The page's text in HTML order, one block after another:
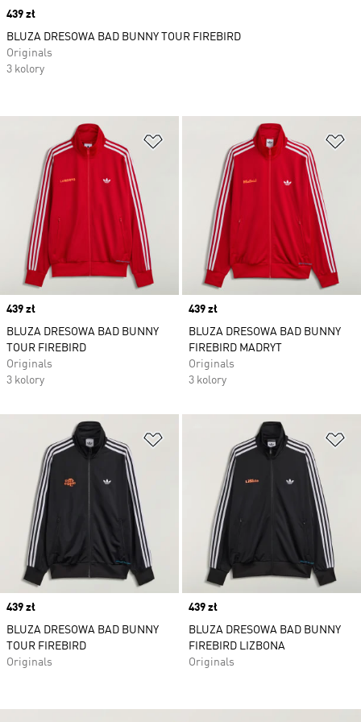
Dodaj do listy życzeń
Price
439 zł
BLUZA DRESOWA BAD BUNNY
TOUR FIREBIRD
Originals
3 kolory
Price
439 zł
BLUZA DRESOWA BAD BUNNY
FIREBIRD MADRYT
Originals
3 kolory
Dodaj do listy życzeń
Price
439 zł
BLUZA DRESOWA BAD BUNNY
TOUR FIREBIRD
Originals
Price
439 zł
BLUZA DRESOWA BAD BUNNY
FIREBIRD LIZBONA
Originals
Price
439 zł
BLUZA DRESOWA BAD BUNNY TOUR FIREBIRD
Originals
3 kolory